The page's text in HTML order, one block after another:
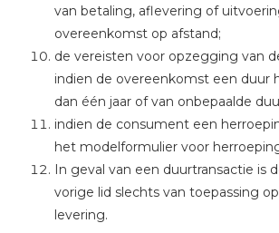
van betaling, aflevering of
overeenkomst op afstand;
de vereisten voor opzegging van
indien de overeenkomst een duur
dan één jaar of van onbepaalde
indien de consument een
het modelformulier voor
In geval van een duurtransactie is
vorige lid slechts van toepassing
levering.